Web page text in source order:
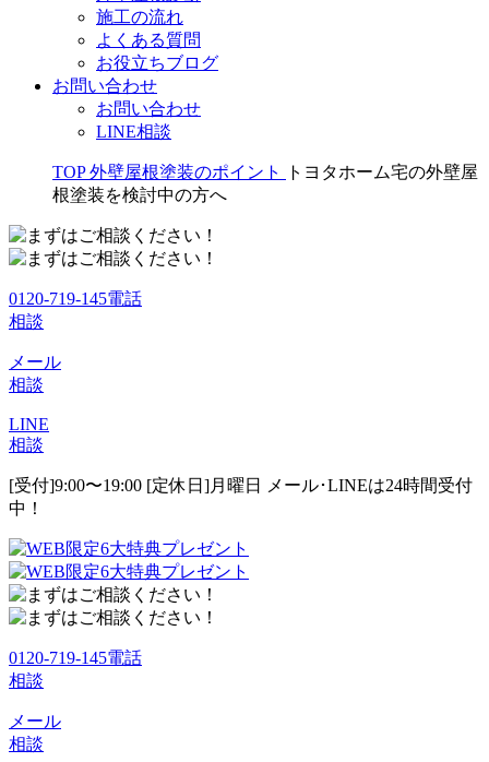
施工の流れ
よくある質問
お役立ちブログ
お問い合わせ
お問い合わせ
LINE相談
TOP 外壁屋根塗装のポイント
トヨタホーム宅の外壁屋
根塗装を検討中の方へ
0120-719-145電話
相談
メール
相談
LINE
相談
[受付]9:00〜19:00 [定休日]月曜日
メール･LINEは24時間受付
中！
0120-719-145電話
相談
メール
相談